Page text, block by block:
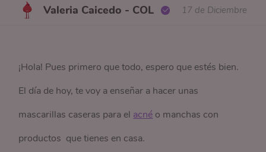
Valeria Caicedo - COL 17 de Diciembre
¡Hola! Pues primero que todo, espero que estés bien.
El día de hoy, te voy a enseñar a hacer unas
mascarillas caseras para el acné o manchas con
productos que tienes en casa.